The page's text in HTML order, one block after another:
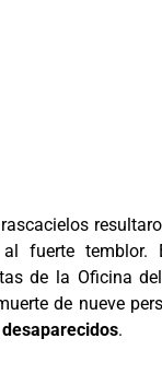
fuerte temblor.
de la Oficina
de nueve
.